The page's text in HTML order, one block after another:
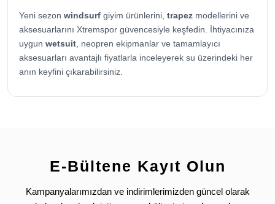
Yeni sezon windsurf giyim ürünlerini, trapez modellerini ve
aksesuarlarını Xtremspor güvencesiyle keşfedin. İhtiyacınıza
uygun wetsuit , neopren ekipmanlar ve tamamlayıcı
aksesuarları avantajlı fiyatlarla inceleyerek su üzerindeki her
anın keyfini çıkarabilirsiniz.
E-Bültene Kayıt Olun
Kampanyalarımızdan ve indirimlerimizden güncel olarak